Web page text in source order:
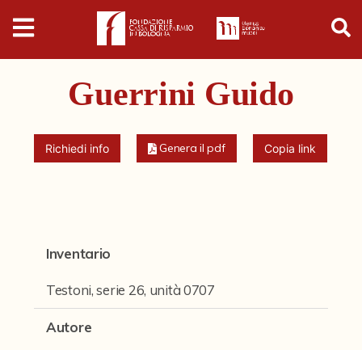
Digital
Humanities
Donazioni
Pubblicazioni
Disegni
Guerrini Guido
Richiedi info Genera il pdf Copia link
Inventario
Testoni, serie 26, unità 0707
Autore